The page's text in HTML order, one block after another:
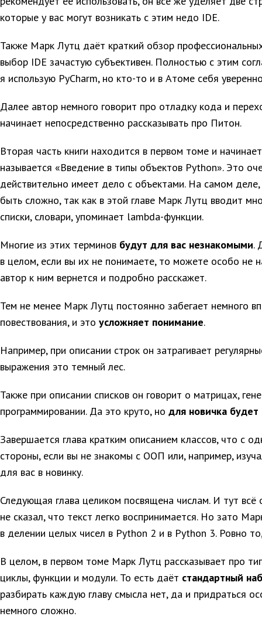
которые у вас могут возникать с этим недо IDE.
Также Марк Лутц даёт краткий обзор
выбор IDE зачастую субъективен. Полностью с этим
я использую PyCharm, но кто-то и в Атоме себя
Далее автор немного говорит про отладку кода и
начинает непосредственно рассказывать про Питон.
Вторая часть книги находится в первом томе и
называется «Введение в типы объектов Python». Это
действительно имеет дело с объектами. На самом
быть сложно, так как в этой главе Марк Лутц вводит
списки, словари, упоминает lambda-функции.
Многие из этих терминов будут для вас незнакомыми.
в целом, если вы их не понимаете, то можете особо не
автор к ним вернется и подробно расскажет.
Тем не менее Марк Лутц постоянно забегает немного
повествования, и это усложняет понимание.
Например, при описании строк он затрагивает
выражения это темный лес.
Также при описании списков он говорит о матрицах,
программировании. Да это круто, но для новичка
Завершается глава кратким описанием классов, что с
стороны, если вы не знакомы с ООП или, например,
для вас в новинку.
Следующая глава целиком посвящена числам. И тут
не сказал, что текст легко воспринимается. Но зато
в делении целых чисел в Python 2 и в Python 3. Ровно
В целом, в первом томе Марк Лутц рассказывает про
циклы, функции и модули. То есть даёт стандартный
разбирать каждую главу смысла нет, да и придраться
немного сложно.